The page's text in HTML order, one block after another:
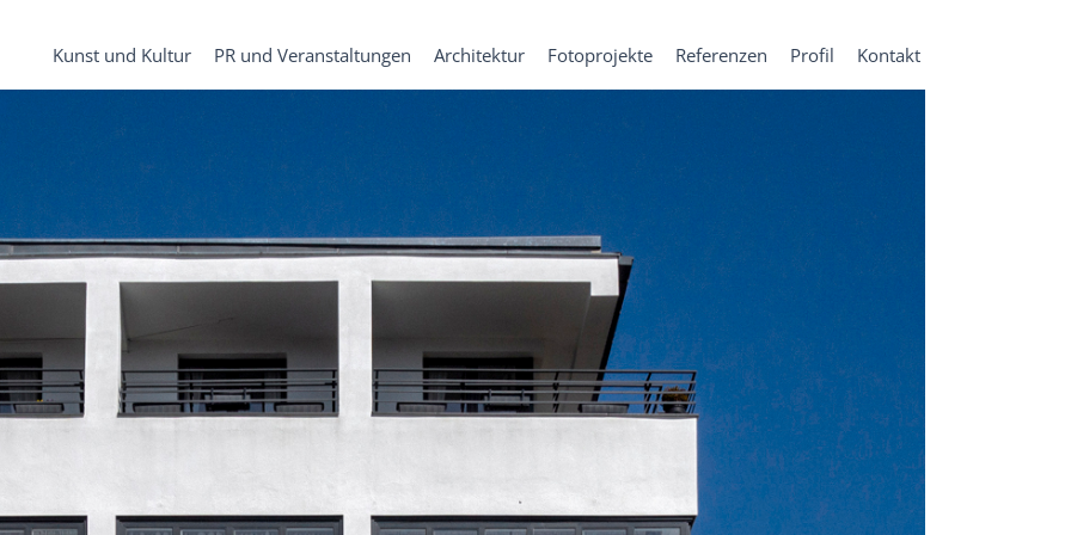
Kunst und Kultur PR und Veranstaltungen Architektur Fotoprojekte Referenzen Profil Kontakt